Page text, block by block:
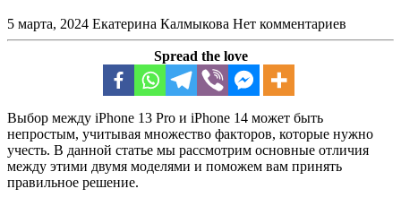
5 марта, 2024 Екатерина Калмыкова Нет комментариев
Spread the love
Выбор между iPhone 13 Pro и iPhone 14 может быть
непростым, учитывая множество факторов, которые нужно
учесть. В данной статье мы рассмотрим основные отличия
между этими двумя моделями и поможем вам принять
правильное решение.